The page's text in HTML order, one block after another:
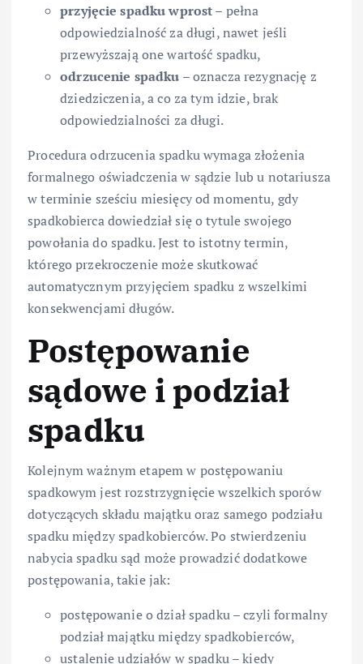
przyjęcie spadku wprost– pełna
odpowiedzialność za długi, nawet jeśli
przewyższają one wartość spadku,
odrzucenie spadku – oznacza rezygnację z
dziedziczenia, a co za tym idzie, brak
odpowiedzialności za długi.
Procedura odrzucenia spadku wymaga złożenia
formalnego oświadczenia w sądzie lub u notariusza
w terminie sześciu miesięcy od momentu, gdy
spadkobierca dowiedział się o tytule swojego
powołania do spadku. Jest to istotny termin,
którego przekroczenie może skutkować
automatycznym przyjęciem spadku z wszelkimi
konsekwencjami długów.
Postępowanie
sądowe i podział
spadku
Kolejnym ważnym etapem w postępowaniu
spadkowym jest rozstrzygnięcie wszelkich sporów
dotyczących składu majątku oraz samego podziału
spadku między spadkobierców. Po stwierdzeniu
nabycia spadku sąd może prowadzić dodatkowe
postępowania, takie jak:
postępowanie o dział spadku – czyli formalny
podział majątku między spadkobierców,
ustalenie udziałów w spadku – kiedy